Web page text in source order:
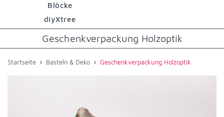
Blöcke
diyXtree
Geschenkverpackung Holzoptik
Startseite › Basteln & Deko › Geschenkverpackung Holzoptik